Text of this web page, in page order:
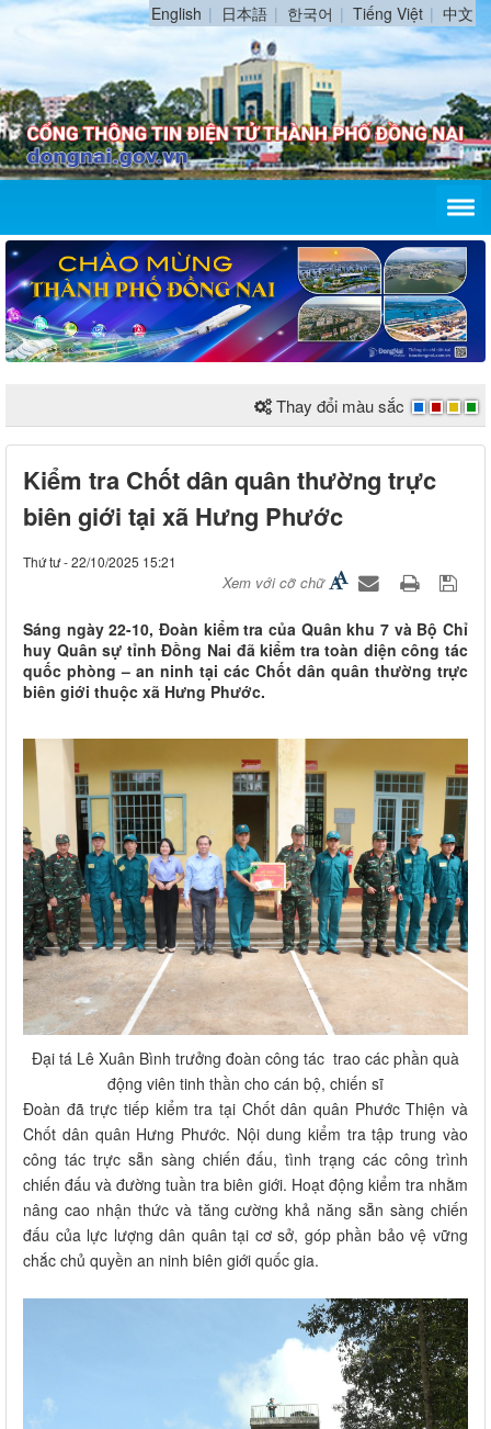
English 日本語 한국어 Tiếng Việt 中文
Thay đổi màu sắc
Kiểm tra Chốt dân quân thường trực
biên giới tại xã Hưng Phước
Thứ tư - 22/10/2025 15:21
Xem với cỡ chữ
Sáng ngày 22-10, Đoàn kiểm tra của Quân khu 7 và Bộ Chỉ
huy Quân sự tỉnh Đồng Nai đã kiểm tra toàn diện công tác
quốc phòng – an ninh tại các Chốt dân quân thường trực
biên giới thuộc xã Hưng Phước.
Đại tá Lê Xuân Bình trưởng đoàn công tác trao các phần quà
động viên tinh thần cho cán bộ, chiến sĩ
Đoàn đã trực tiếp kiểm tra tại Chốt dân quân Phước Thiện và
Chốt dân quân Hưng Phước. Nội dung kiểm tra tập trung vào
công tác trực sẵn sàng chiến đấu, tình trạng các công trình
chiến đấu và đường tuần tra biên giới. Hoạt động kiểm tra nhằm
nâng cao nhận thức và tăng cường khả năng sẵn sàng chiến
đấu của lực lượng dân quân tại cơ sở, góp phần bảo vệ vững
chắc chủ quyền an ninh biên giới quốc gia.